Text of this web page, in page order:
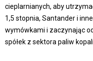
cieplarnianych, aby
1,5 stopnia, Santander i
wymówkami i zaczynając
spółek z sektora paliw